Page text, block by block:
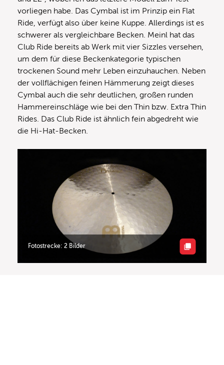
vorliegen habe. Das Cymbal ist im Prinzip ein Flat
Ride, verfügt also über keine Kuppe. Allerdings ist es
schwerer als vergleichbare Becken. Meinl hat das
Club Ride bereits ab Werk mit vier Sizzles versehen,
um dem für diese Beckenkategorie typischen
trockenen Sound mehr Leben einzuhauchen. Neben
der vollflächigen feinen Hämmerung zeigt dieses
Cymbal auch die sehr deutlichen, großen runden
Hammereinschläge wie bei den Thin bzw. Extra Thin
Rides. Das Club Ride ist ähnlich fein abgedreht wie
die Hi-Hat-Becken.
Fotostrecke: 2 Bilder